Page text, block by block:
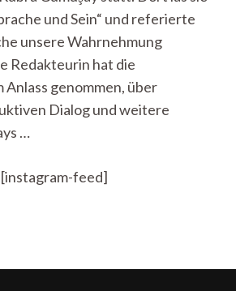
Lesung
von
Kübra
und Sein“ und referierte
unsere Wahrnehmung
Redakteurin hat die
genommen, über
Dialog und weitere
…
[instagram-feed]